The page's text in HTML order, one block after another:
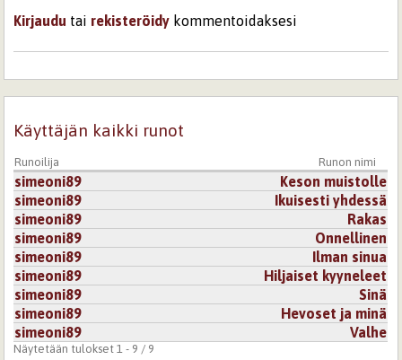
Kirjaudu tai rekisteröidy kommentoidaksesi
sinua nyt vain ikävöin
ja poskilleni valuvat hiljaiset kyyneleet..."
hieno runo.
Kirjaudutai kommentoidaksesi
Käyttäjän kaikki runot
Runoilija Runon nimi
simeoni89
Keson muistolle
simeoni89
Ikuisesti yhdessä
simeoni89
Rakas
simeoni89
Onnellinen
simeoni89
Ilman sinua
simeoni89
Hiljaiset kyyneleet
simeoni89
Sinä
simeoni89
Hevoset ja minä
simeoni89
Valhe
Näytetään tulokset 1 - 9 / 9